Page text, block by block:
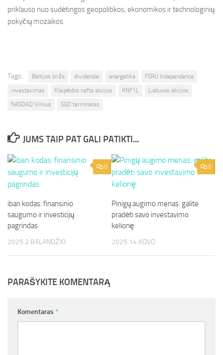
priklauso nuo sudėtingos geopolitikos, ekonomikos ir technologinių
pokyčių mozaikos.
Tags: Baltijos birža dividendai energetika
FSRU Independence
investavimas
Klaipėdos nafta akcijos KNF1L
Lietuvos akcijos
NASDAQ Vilnius
SGD terminalas
JUMS TAIP PAT GALI PATIKTI...
0
iban kodas: finansinio
saugumo ir investicijų
pagrindas
2025 2 BALANDŽIO
0
Pinigų augimo menas: galite
pradėti savo investavimo
kelionę
2025 14 KOVO
PARAŠYKITE KOMENTARĄ
Komentaras *